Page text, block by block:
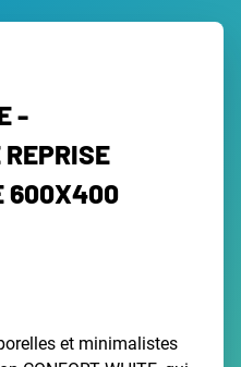
-
600X400
et minimalistes